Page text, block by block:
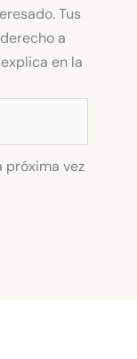
Tus
a
en la
próxima vez